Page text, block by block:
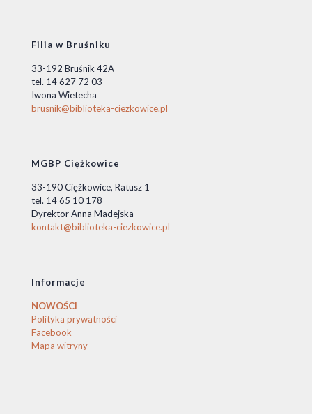
Filia w Bruśniku
33-192 Bruśnik 42A
tel. 14 627 72 03
Iwona Wietecha
brusnik@biblioteka-ciezkowice.pl
MGBP Ciężkowice
33-190 Ciężkowice, Ratusz 1
tel. 14 65 10 178
Dyrektor Anna Madejska
kontakt@biblioteka-ciezkowice.pl
Informacje
NOWOŚCI
Polityka prywatności
Facebook
Mapa witryny